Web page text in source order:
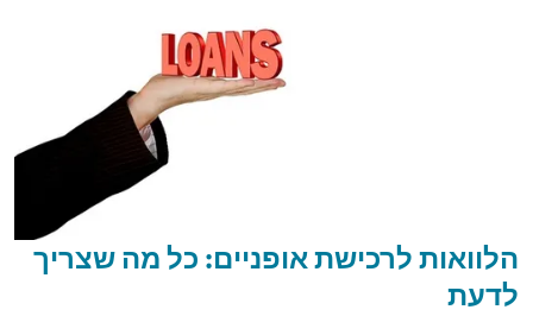
הלוואות לרכישת אופניים: כל מה שצריך
לדעת